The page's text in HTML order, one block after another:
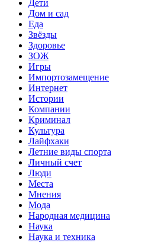
Дети
Дом и сад
Еда
Звёзды
Здоровье
ЗОЖ
Игры
Импортозамещение
Интернет
Истории
Компании
Криминал
Культура
Лайфхаки
Летние виды спорта
Личный счет
Люди
Места
Мнения
Мода
Народная медицина
Наука
Наука и техника